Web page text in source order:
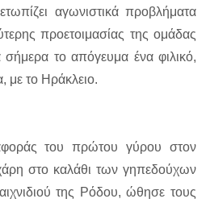
αγωνιστικά προβλήματα
προετοιμασίας της ομάδας
σήμερα το απόγευμα ένα φιλικό,
με το Ηράκλειο.
του πρώτου γύρου στον
στο καλάθι των γηπεδούχων
της Ρόδου, ώθησε τους